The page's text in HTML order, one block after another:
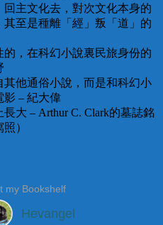
主文化去，對次文化本身的
至是種離「經」叛「道」的
，在科幻小說裏民旅身份的
他通俗小說，而是和科幻小
影 – 紀大偉
大 – Arthur C. Clark的墓誌銘
）